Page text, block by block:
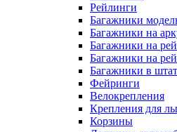
Рейлинги
Багажники
Багажники на
Багажники на
Багажники на
Багажники в
Фейринги
Велокрепления
Крепления для
Корзины